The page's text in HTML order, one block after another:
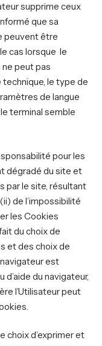
supprime ceux
que sa
peuvent être
cas lorsque le
ne peut pas
le type de
de langue
terminal semble
pour les
dégradé du site et
par le site, résultant
de l’impossibilité
les Cookies
du choix de
et des choix de
est
du navigateur,
l’Utilisateur peut
choix d’exprimer et